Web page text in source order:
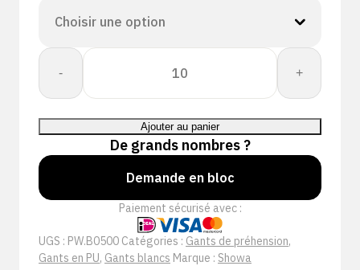
-
quantité
Showa
B0500
Wit
+
Ajouter au panier
De grands nombres ?
Demande en bloc
Paiement sécurisé avec :
UGS : PW.B0500 Catégories : Gants de préhension,
Gants en PU, Gants blancs Marque : Showa